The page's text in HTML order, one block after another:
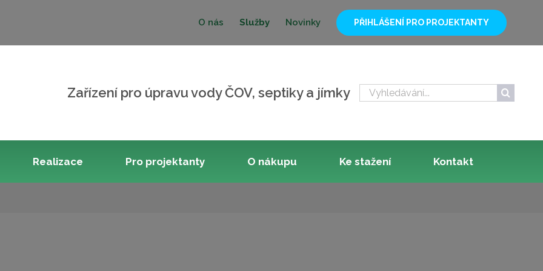
O nás Služby Novinky PŘIHLÁŠENÍ PRO PROJEKTANTY
Zařízení pro úpravu vody ČOV, septiky a jímky Hledat:
Realizace Pro projektanty O nákupu Ke stažení Kontakt